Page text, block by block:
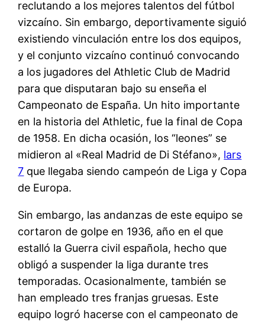
reclutando a los mejores talentos del fútbol
vizcaíno. Sin embargo, deportivamente siguió
existiendo vinculación entre los dos equipos,
y el conjunto vizcaíno continuó convocando
a los jugadores del Athletic Club de Madrid
para que disputaran bajo su enseña el
Campeonato de España. Un hito importante
en la historia del Athletic, fue la final de Copa
de 1958. En dicha ocasión, los “leones” se
midieron al «Real Madrid de Di Stéfano», lars
7 que llegaba siendo campeón de Liga y Copa
de Europa.
Sin embargo, las andanzas de este equipo se
cortaron de golpe en 1936, año en el que
estalló la Guerra civil española, hecho que
obligó a suspender la liga durante tres
temporadas. Ocasionalmente, también se
han empleado tres franjas gruesas. Este
equipo logró hacerse con el campeonato de